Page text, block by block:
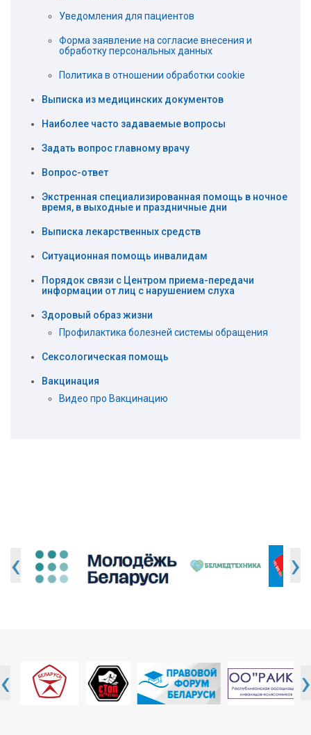
Уведомления для пациентов
Форма заявление на согласие внесения и
обработку персональных данных
Политика в отношении обработки cookie
Выписка из медицинских документов
Наиболее часто задаваемые вопросы
Задать вопрос главному врачу
Вопрос-ответ
Экстренная специализированная помощь в ночное
время, в выходные и праздничные дни
Выписка лекарственных средств
Ситуационная помощь инвалидам
Порядок связи с Центром приема-передачи
информации от лиц с нарушением слуха
Здоровый образ жизни
Профилактика болезней системы обращения
Сексологическая помощь
Вакцинация
Видео про Вакцинацию
‹ ›
‹ ›